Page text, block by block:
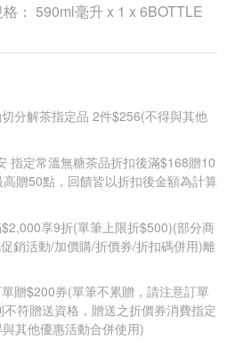
： 590ml毫升 x 1 x 6BOTTLE
分解茶指定品 2件$256(不得與其他
指定常溫無糖茶品折扣後滿$168贈10
贈50點，回饋皆以折扣後金額為計算
享9折(單筆上限折$500)(部分商
銷活動/加價購/折價券/折扣碼併用)離
贈$200券(單筆不累贈，請注意訂單
符贈送資格，贈送之折價券消費指定
其他優惠活動合併使用)